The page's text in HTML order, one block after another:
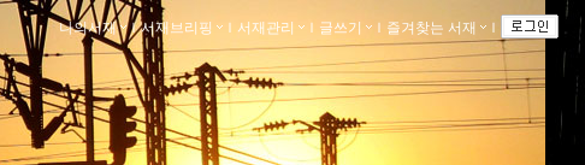
나의서재 ｌ서재브리핑 ｌ 서재관리 ｌ 글쓰기 ｌ 즐겨찾는 서재 ｌ